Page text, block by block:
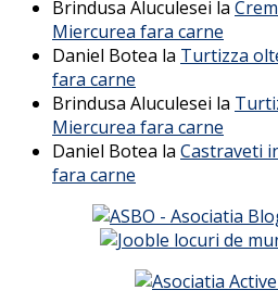
Brindusa Aluculesei la
Miercurea fara carne
Daniel Botea la Turtizza
fara carne
Brindusa Aluculesei la
Miercurea fara carne
Daniel Botea la Castraveti
fara carne